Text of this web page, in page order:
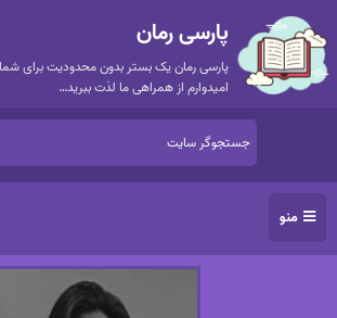
پارسی رمان
پارسی رمان یک بستر بدون محدودیت برای
امیدوارم از همراهی ما لذت ببرید…
منو